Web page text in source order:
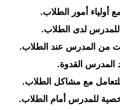
أولياء أمور الطلاب.
للمدرس لدى الطلاب.
من المدرس عند الطلاب.
المدرس القدوة.
مع مشاكل الطلاب.
للمدرس أمام الطلاب.